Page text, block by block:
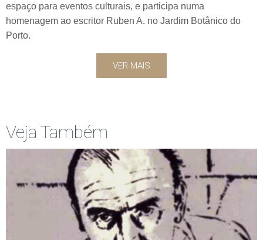
espaço para eventos culturais, e participa numa
homenagem ao escritor Ruben A. no Jardim Botânico do
Porto.
VER MAIS
Veja Também